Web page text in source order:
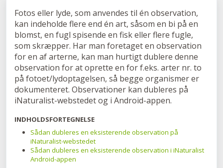
Fotos eller lyde, som anvendes til én observation,
kan indeholde flere end én art, såsom en bi på en
blomst, en fugl spisende en fisk eller flere fugle,
som skræpper. Har man foretaget en observation
for en af arterne, kan man hurtigt dublere denne
observation for at oprette en for f.eks. arter nr. to
på fotoet/lydoptagelsen, så begge organismer er
dokumenteret. Observationer kan dubleres på
iNaturalist-webstedet og i Android-appen.
INDHOLDSFORTEGNELSE
Sådan dubleres en eksisterende observation på
iNaturalist-webstedet
Sådan dubleres en eksisterende observation i iNaturalist
Android-appen